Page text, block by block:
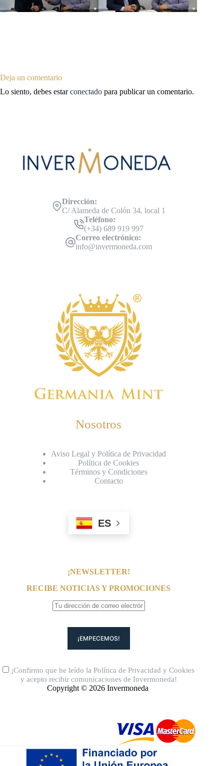
Deja un comentario
Lo siento, debes estarconectado para publicar un comentario.
Dirección:
C/ Alameda de Colón 34, local 1
Teléfono:
(+34) 689 919 997
Correo electrónico:
info@invermoneda.com
Nosotros
Aviso Legal y Política de Privacidad
Política de Cookies
Términos y Condiciones
Contacto
ES
¡NEWSLETTER!
RECIBE NOTICIAS Y PROMOCIONES
¡Confirmo que he leído laPolítica de Privacidad yCookies
y acepto recibir comunicaciones de Invermoneda!
Copyright © 2026 Invermoneda